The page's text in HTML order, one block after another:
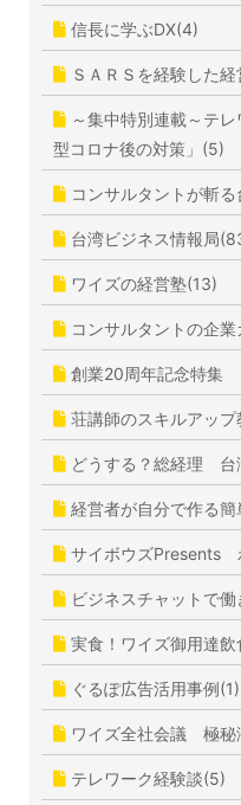
信長に学ぶDX(4)
ＳＡＲＳを経験した
～集中特別連載～テ
型コロナ後の対策」(5)
コンサルタントが斬
台湾ビジネス情報局
ワイズの経営塾(13)
コンサルタントの企
創業20周年記念特集
荘講師のスキルアッ
どうする？総経理
経営者が自分で作る
サイボウズPresents
ビジネスチャットで
実食！ワイズ御用達飲
ぐるぽ広告活用事例(1)
ワイズ全社会議 極秘
テレワーク経験談(5)